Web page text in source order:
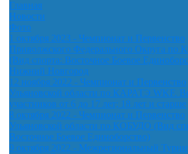
Главная
Новости
Фото
1 октября 2023 - Чемпионат и Первенство
Приволжского Федерального Округа по
(Вид спорта: Восточное Боевое
Нижний Новгород
12 ноября 2022 - Чемпионат и Первенство
Ульяновской области по КАРАТЭ WKF.
участников от 6 до 17 лет; 18 лет и старше
8 октября 2022 - Чемпионат и Первенство
Ульяновской области по КОБУДО (Вид
Восточное Боевое Единоборство)
9 октября 2022 - Межрегиональный